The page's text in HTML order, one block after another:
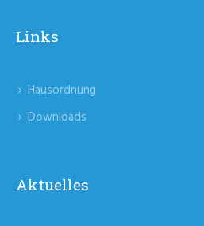
Links
Hausordnung
Downloads
Aktuelles